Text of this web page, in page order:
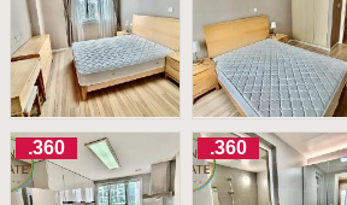
.360 .360